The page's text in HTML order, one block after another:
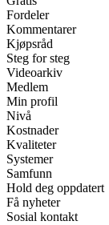
Fordeler
Kommentarer
Kjøpsråd
Steg for steg
Videoarkiv
Medlem
Min profil
Nivå
Kostnader
Kvaliteter
Systemer
Samfunn
Hold deg oppdatert
Få nyheter
Sosial kontakt